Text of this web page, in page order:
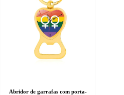
Abridor de garrafas com porta-